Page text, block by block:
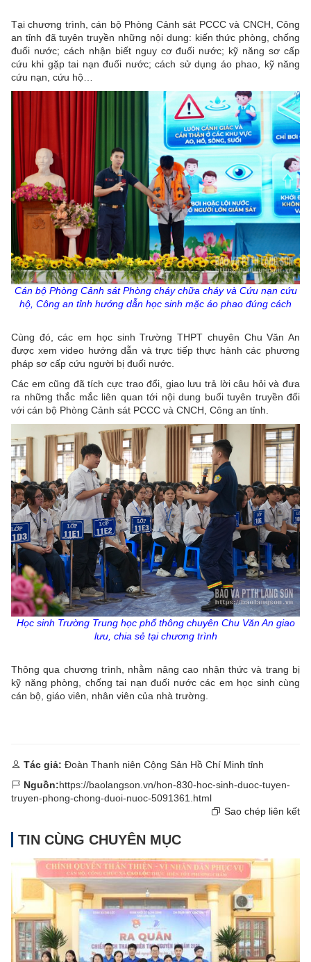
Tại chương trình, cán bộ Phòng Cảnh sát PCCC và CNCH, Công
an tỉnh đã tuyên truyền những nội dung: kiến thức phòng, chống
đuối nước; cách nhận biết nguy cơ đuối nước; kỹ năng sơ cấp
cứu khi gặp tai nạn đuối nước; cách sử dụng áo phao, kỹ năng
cứu nạn, cứu hộ…
Cán bộ Phòng Cảnh sát Phòng cháy chữa cháy và Cứu nạn cứu
hộ, Công an tỉnh hướng dẫn học sinh mặc áo phao đúng cách
Cùng đó, các em học sinh Trường THPT chuyên Chu Văn An
được xem video hướng dẫn và trực tiếp thực hành các phương
pháp sơ cấp cứu người bị đuối nước.
Các em cũng đã tích cực trao đổi, giao lưu trả lời câu hỏi và đưa
ra những thắc mắc liên quan tới nội dung buổi tuyên truyền đối
với cán bộ Phòng Cảnh sát PCCC và CNCH, Công an tỉnh.
Học sinh Trường Trung học phổ thông chuyên Chu Văn An giao
lưu, chia sẻ tại chương trình
Thông qua chương trình, nhằm nâng cao nhận thức và trang bị
kỹ năng phòng, chống tai nạn đuối nước các em học sinh cùng
cán bộ, giáo viên, nhân viên của nhà trường.
Tác giả: Đoàn Thanh niên Cộng Sản Hồ Chí Minh tỉnh
Nguồn:https://baolangson.vn/hon-830-hoc-sinh-duoc-tuyen-
truyen-phong-chong-duoi-nuoc-5091361.html
Sao chép liên kết
TIN CÙNG CHUYÊN MỤC